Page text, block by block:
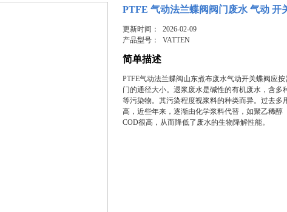
PTFE 气动法兰蝶阀阀门废水 气动 开
更新时间： 2026-02-09
产品型号：VATTEN
简单描述
PTFE气动法兰蝶阀山东煮布废水气动开关蝶阀应
门的通径大小。退浆废水是碱性的有机废水，含多
等污染物。其污染程度视浆料的种类而异。过去多
高，近些年来，逐渐由化学浆料代替，如聚乙稀醇
COD很高，从而降低了废水的生物降解性能。